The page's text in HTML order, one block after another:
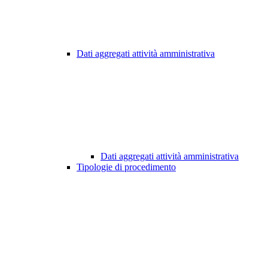
Dati aggregati attività amministrativa
Dati aggregati attività amministrativa
Tipologie di procedimento